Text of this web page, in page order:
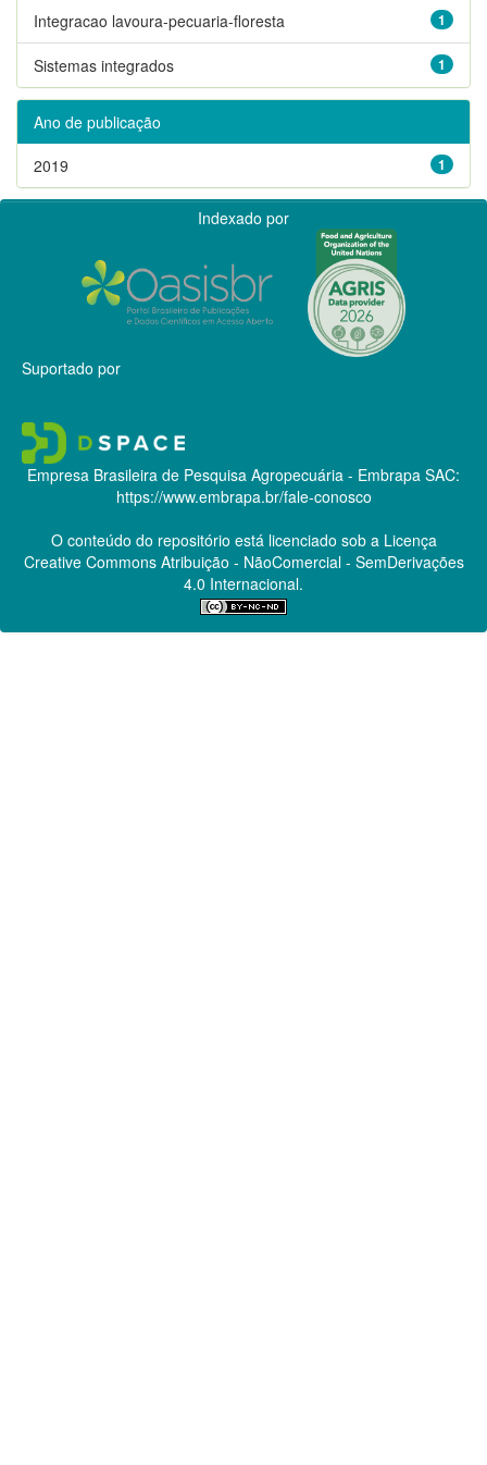
1
Integracao lavoura-pecuaria-floresta
1
Sistemas integrados
Ano de publicação
1
2019
Indexado por
Suportado por
Empresa Brasileira de Pesquisa Agropecuária - Embrapa SAC:
https://www.embrapa.br/fale-conosco
O conteúdo do repositório está licenciado sob a Licença
Creative CommonsAtribuição - NãoComercial - SemDerivações
4.0 Internacional.